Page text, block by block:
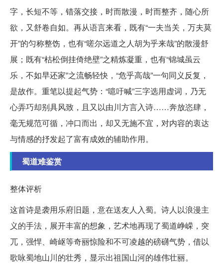
字，长短不等，错落交接，时而散漫，时而整齐，随心所
欲，又舒卷自如。再从语言来看，既有“一夫当关，万夫莫
开”的匀称整饬，也有“嗟尔远道之人胡为乎来哉”的散漫舒
展；既有“枯松倒挂倚绝壁”之精炼凝重，也有“锦城虽云
乐，不如早还家”之流畅轻快，“危乎高哉”一句同义反复，
是故作。重笔以提起气势：“噫吁喊”三字选用虚词，乃无
心弄巧却别具风致，且又以由川方言入诗……奔放恣肆，
毫无规范可循，冲口而出，却又无施不宜，对内容的衷达
与情感的抒发起了富有成效的辅助作用。
蜀道难鉴赏
整体评析
这首诗是袭用乐府旧题，意在送友人入蜀。诗人以浪漫主
义的手法，展开丰富的想象，艺术地再现了蜀道峥嵘，突
兀，强悍、崎岖等奇丽惊险和不可凌越的磅礴气势，借以
歌咏蜀地山川的壮秀，显示出祖国山河的雄伟壮丽。